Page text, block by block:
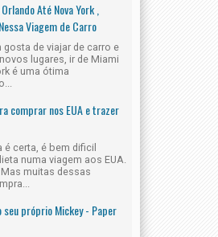
Até Nova York ,
Viagem de Carro
gosta de viajar de carro e
lugares, ir de Miami
é uma ótima
comprar nos EUA e trazer
é certa, é bem dificil
numa viagem aos EUA.
muitas dessas
seu próprio Mickey - Paper